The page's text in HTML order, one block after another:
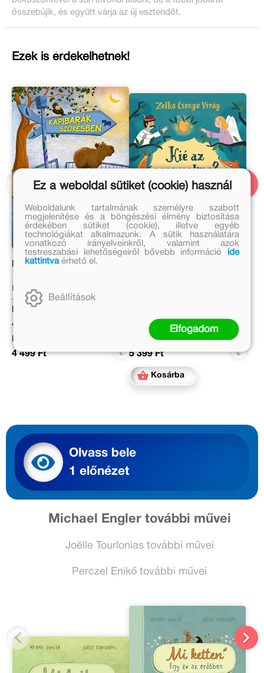
összebújik, és együtt várja az új esztendőt.
Ezek is érdekelhetnek!
Kapibarák szökésben
Matthäus Bär
Eredeti ár:
4 999 Ft
Kötött ár:
4 499 Ft
5 999 Ft
Kötött ár:
5 399 Ft
Kosárba
Olvass bele
1 előnézet
Michael Engler további művei
Joëlle Tourlonias további művei
Perczel Enikő további művei
Ez a weboldal sütiket (cookie) használ
Weboldalunk tartalmának személyre szabott
megjelenítése és a böngészési élmény biztosítása
érdekében sütiket (cookie), illetve egyéb
technológiákat alkalmazunk. A sütik használatára
vonatkozó irányelveinkről, valamint azok
testreszabási lehetőségeiről bővebb információ
ide
kattintvaérhető el.
Beállítások
Elfogadom